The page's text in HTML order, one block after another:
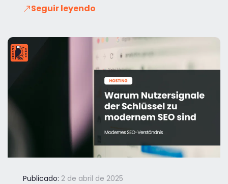
Seguir leyendo
Publicado: 2 de abril de 2025